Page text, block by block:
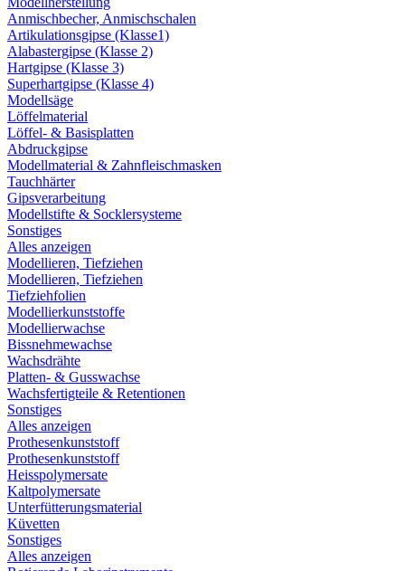
Anmischbecher, Anmischschalen
Artikulationsgipse (Klasse1)
Alabastergipse (Klasse 2)
Hartgipse (Klasse 3)
Superhartgipse (Klasse 4)
Modellsäge
Löffelmaterial
Löffel- & Basisplatten
Abdruckgipse
Modellmaterial & Zahnfleischmasken
Tauchhärter
Gipsverarbeitung
Modellstifte & Socklersysteme
Sonstiges
Alles anzeigen
Modellieren, Tiefziehen
Modellieren, Tiefziehen
Tiefziehfolien
Modellierkunststoffe
Modellierwachse
Bissnehmewachse
Wachsdrähte
Platten- & Gusswachse
Wachsfertigteile & Retentionen
Sonstiges
Alles anzeigen
Prothesenkunststoff
Prothesenkunststoff
Heisspolymersate
Kaltpolymersate
Unterfütterungsmaterial
Küvetten
Sonstiges
Alles anzeigen